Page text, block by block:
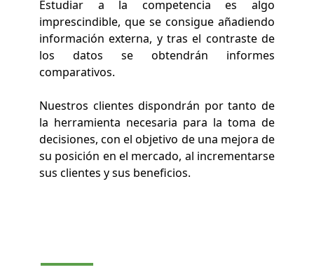
Estudiar a la competencia es algo
imprescindible, que se consigue añadiendo
información externa, y tras el contraste de
los datos se obtendrán informes
comparativos.
Nuestros clientes dispondrán por tanto de
la herramienta necesaria para la toma de
decisiones, con el objetivo de una mejora de
su posición en el mercado, al incrementarse
sus clientes y sus beneficios.